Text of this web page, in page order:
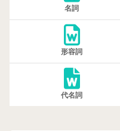
名詞
形容詞
代名詞